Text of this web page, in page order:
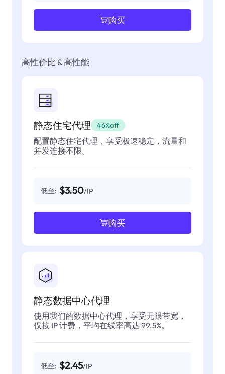
购买
高性价比 & 高性能
静态住宅代理 46%off
配置静态住宅代理，享受极速稳定，流量和
并发连接不限。
低至: $3.50/IP
购买
静态数据中心代理
使用我们的数据中心代理，享受无限带宽，
仅按 IP 计费，平均在线率高达 99.5%。
低至: $2.45/IP